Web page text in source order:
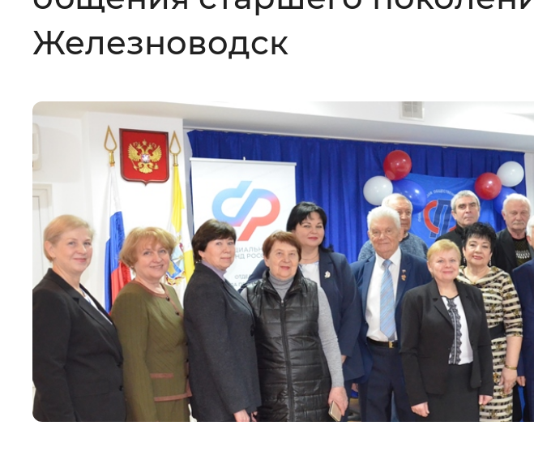
Звуковой ассистент: Воспроизвести
Вернуть стандартные настройки
Железноводск